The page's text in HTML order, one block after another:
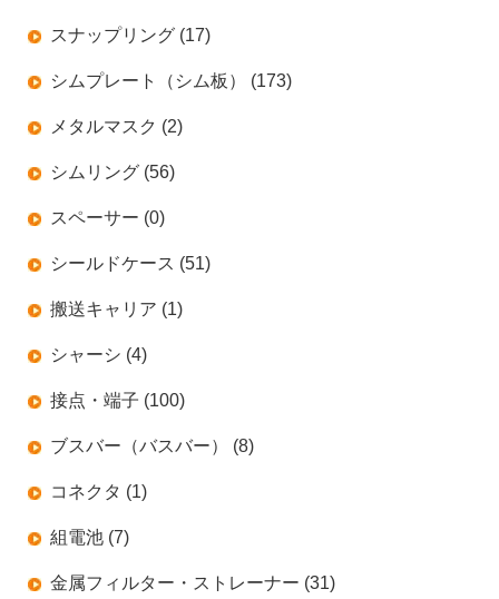
スナップリング (17)
シムプレート（シム板） (173)
メタルマスク (2)
シムリング (56)
スペーサー (0)
シールドケース (51)
搬送キャリア (1)
シャーシ (4)
接点・端子 (100)
ブスバー（バスバー） (8)
コネクタ (1)
組電池 (7)
金属フィルター・ストレーナー (31)